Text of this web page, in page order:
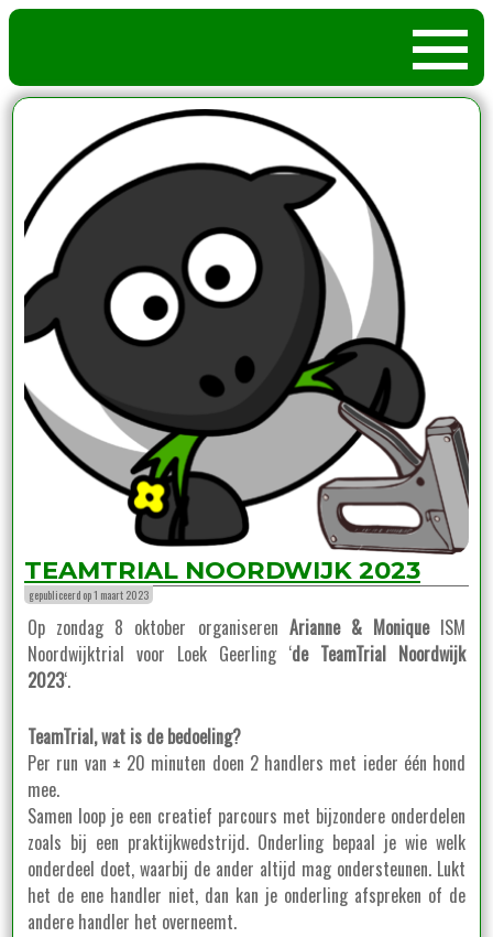
TEAMTRIAL NOORDWIJK 2023
gepubliceerd op 1 maart 2023
Op zondag 8 oktober organiseren Arianne & MoniqueISM
Noordwijktrial voor Loek Geerling ‘de TeamTrial Noordwijk
2023‘.
TeamTrial, wat is de bedoeling?
Per run van ± 20 minuten doen 2 handlers met ieder één hond
mee.
Samen loop je een creatief parcours met bijzondere onderdelen
zoals bij een praktijkwedstrijd. Onderling bepaal je wie welk
onderdeel doet, waarbij de ander altijd mag ondersteunen. Lukt
het de ene handler niet, dan kan je onderling afspreken of de
andere handler het overneemt.